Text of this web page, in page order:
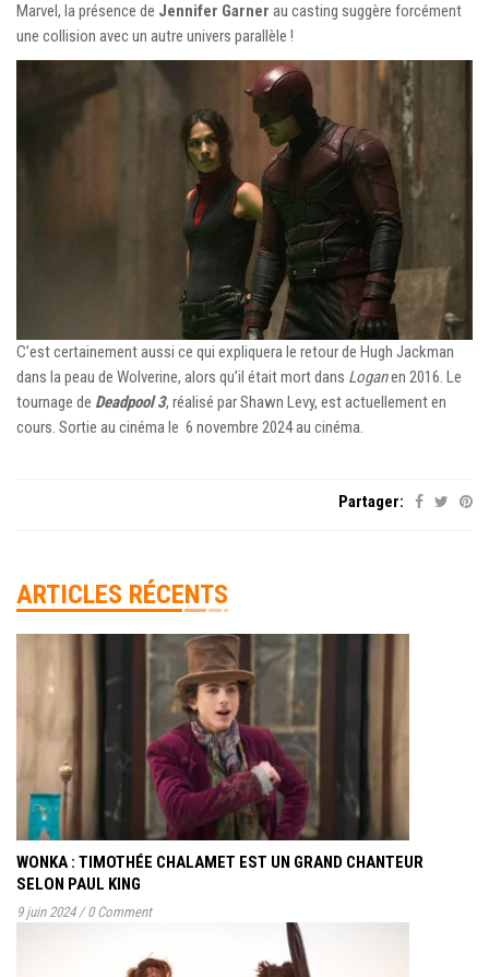
Marvel, la présence de Jennifer Garner au casting suggère forcément
une collision avec un autre univers parallèle !
C’est certainement aussi ce qui expliquera le retour de Hugh Jackman
dans la peau de Wolverine, alors qu’il était mort dans Loganen 2016. Le
tournage de Deadpool 3, réalisé par Shawn Levy, est actuellement en
cours. Sortie au cinéma le 6 novembre 2024 au cinéma.
Partager:
ARTICLES RÉCENTS
WONKA : TIMOTHÉE CHALAMET EST UN GRAND CHANTEUR
SELON PAUL KING
9 juin 2024 / 0 Comment